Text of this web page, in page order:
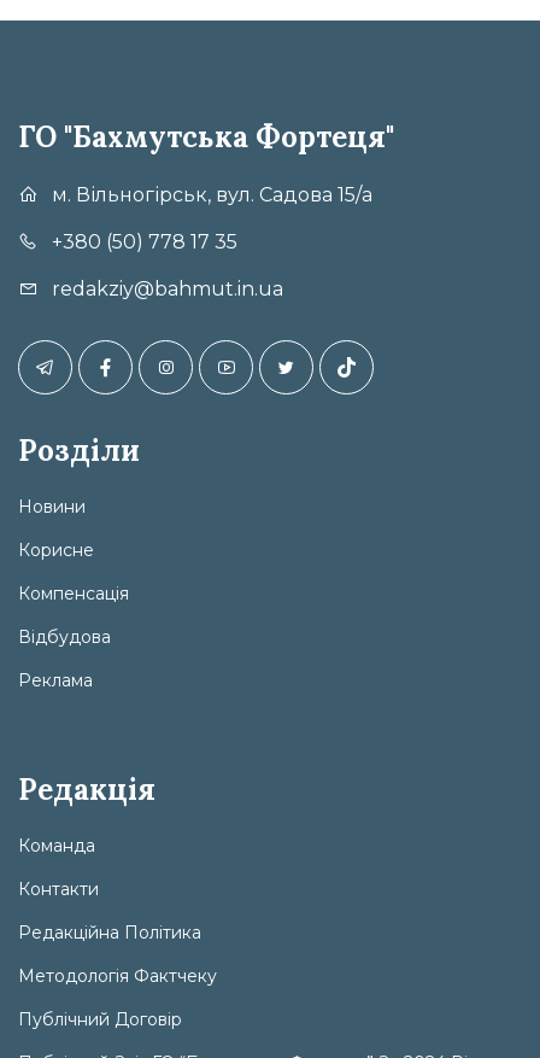
ГО "Бахмутська Фортеця"
м. Вільногірськ, вул. Садова 15/а
+380 (50) 778 17 35
redakziy@bahmut.in.ua
Розділи
Новини
Корисне
Компенсація
Відбудова
Реклама
Редакція
Команда
Контакти
Редакційна Політика
Методологія Фактчеку
Публічний Договір